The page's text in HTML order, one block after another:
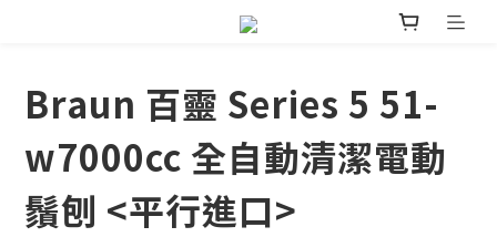
Braun 百靈 Series 5 51-
w7000cc 全自動清潔電動
鬚刨 <平行進口>